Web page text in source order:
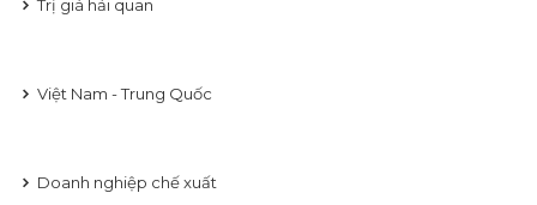
Trị giá hải quan
Việt Nam - Trung Quốc
Doanh nghiệp chế xuất